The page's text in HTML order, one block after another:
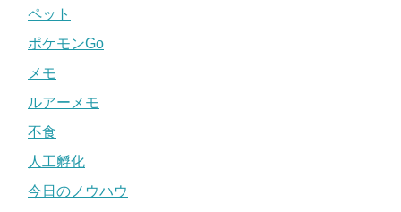
ペット
ポケモンGo
メモ
ルアーメモ
不食
人工孵化
今日のノウハウ